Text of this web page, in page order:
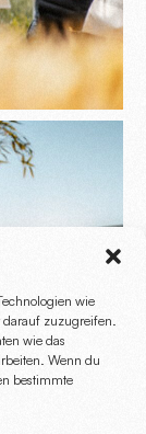
wie
darauf zuzugreifen.
wie das
Wenn du
bestimmte